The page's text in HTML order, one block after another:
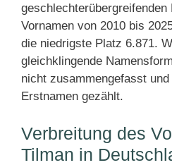
Vornamen von 2010 bis
die niedrigste Platz 6.871.
gleichklingende
nicht zusammengefasst
Erstnamen gezählt.
Verbreitung des
Tilman in